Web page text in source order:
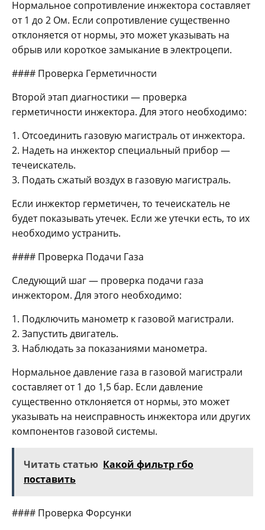
Нормальное сопротивление инжектора составляет
от 1 до 2 Ом. Если сопротивление существенно
отклоняется от нормы, это может указывать на
обрыв или короткое замыкание в электроцепи.
#### Проверка Герметичности
Второй этап диагностики — проверка
герметичности инжектора. Для этого необходимо:
1. Отсоединить газовую магистраль от инжектора.
2. Надеть на инжектор специальный прибор —
течеискатель.
3. Подать сжатый воздух в газовую магистраль.
Если инжектор герметичен, то течеискатель не
будет показывать утечек. Если же утечки есть, то их
необходимо устранить.
#### Проверка Подачи Газа
Следующий шаг — проверка подачи газа
инжектором. Для этого необходимо:
1. Подключить манометр к газовой магистрали.
2. Запустить двигатель.
3. Наблюдать за показаниями манометра.
Нормальное давление газа в газовой магистрали
составляет от 1 до 1,5 бар. Если давление
существенно отклоняется от нормы, это может
указывать на неисправность инжектора или других
компонентов газовой системы.
Читать статью Какой фильтр гбо
поставить
#### Проверка Форсунки